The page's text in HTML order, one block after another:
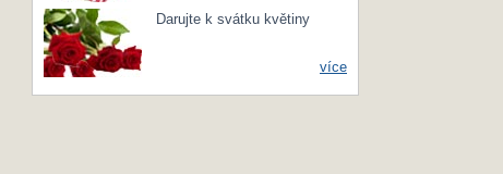
Darujte k svátku květiny
více